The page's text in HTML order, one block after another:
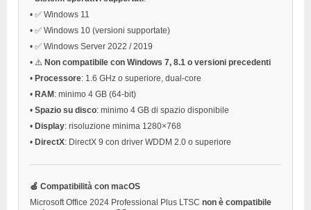
• ✅ Windows 11
• ✅ Windows 10 (versioni supportate)
• ✅ Windows Server 2022 / 2019
• ⚠️ Non compatibile con Windows 7, 8.1 o versioni precedenti
• Processore: 1.6 GHz o superiore, dual-core
• RAM: minimo 4 GB (64-bit)
• Spazio su disco: minimo 4 GB di spazio disponibile
• Display: risoluzione minima 1280×768
• DirectX: DirectX 9 con driver WDDM 2.0 o superiore
🍏 Compatibilità con macOS
Microsoft Office 2024 Professional Plus LTSC non è compatibile